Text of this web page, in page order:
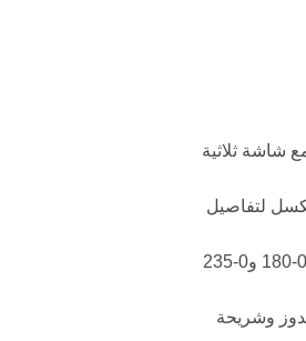
شاشة ثلاثية
الدقة عرض 1920×1080 بكسل لتفاصيل
زاوية المرونة زوايا قابلة للتعديل 0-180 و0-235
وشريحة